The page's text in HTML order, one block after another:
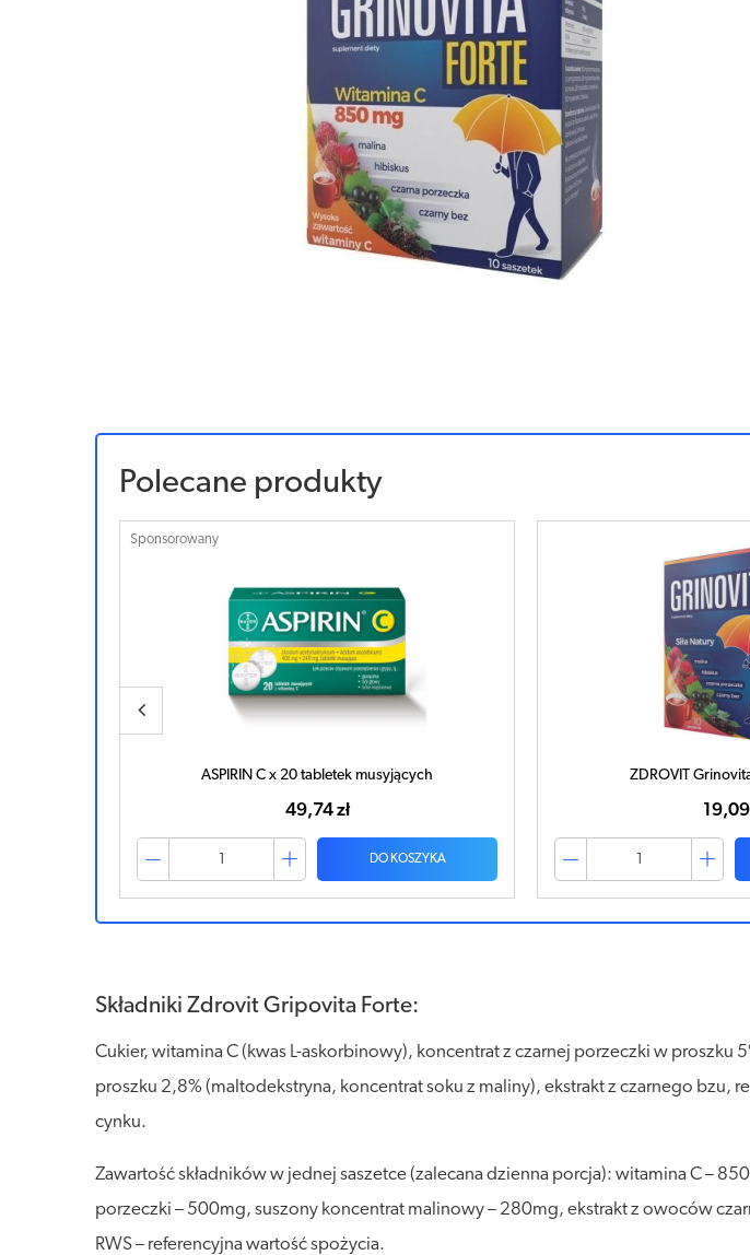
Polecane produkty
Sponsorowany
ASPIRIN C x 20 tabletek musyjących
49,74 zł
DO KOSZYKA
ZDROVIT
19,09
Składniki Zdrovit Gripovita Forte:
Cukier, witamina C (kwas L-askorbinowy), koncentrat z czarnej porzeczki w
proszku 2,8% (maltodekstryna, koncentrat soku z maliny), ekstrakt z czarnego bzu,
cynku.
Zawartość składników w jednej saszetce (zalecana dzienna porcja): witamina C –
porzeczki – 500mg, suszony koncentrat malinowy – 280mg, ekstrakt z owoców
RWS – referencyjna wartość spożycia.